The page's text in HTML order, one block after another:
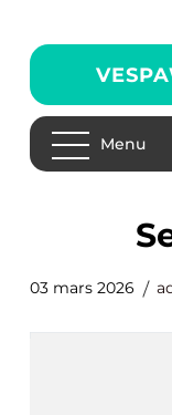
Menu
03 mars 2026